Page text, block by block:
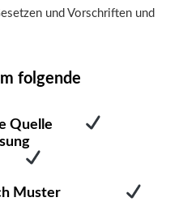
und Vorschriften und
folgende
Quelle
nach Muster